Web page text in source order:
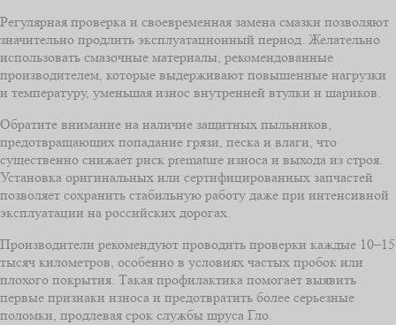
Регулярная проверка и своевременная замена смазки позволяют
значительно продлить эксплуатационный период. Желательно
использовать смазочные материалы, рекомендованные
производителем, которые выдерживают повышенные нагрузки
и температуру, уменьшая износ внутренней втулки и шариков.
Обратите внимание на наличие защитных пыльников,
предотвращающих попадание грязи, песка и влаги, что
существенно снижает риск premature износа и выхода из строя.
Установка оригинальных или сертифицированных запчастей
позволяет сохранить стабильную работу даже при интенсивной
эксплуатации на российских дорогах.
Производители рекомендуют проводить проверки каждые 10–15
тысяч километров, особенно в условиях частых пробок или
плохого покрытия. Такая профилактика помогает выявить
первые признаки износа и предотвратить более серьезные
поломки, продлевая срок службы шруса Гло.